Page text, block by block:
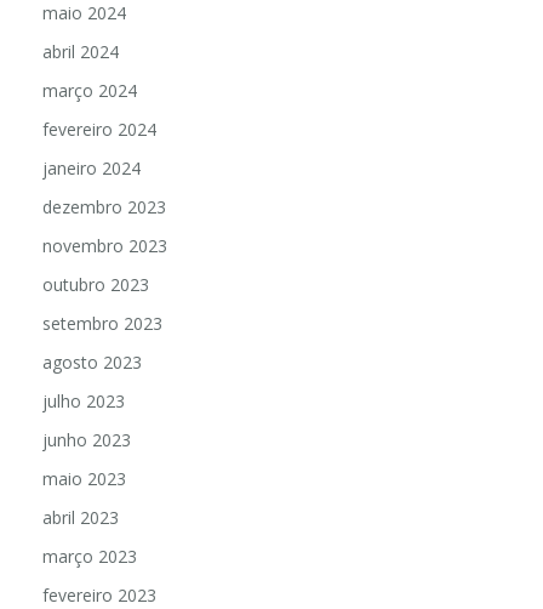
maio 2024
abril 2024
março 2024
fevereiro 2024
janeiro 2024
dezembro 2023
novembro 2023
outubro 2023
setembro 2023
agosto 2023
julho 2023
junho 2023
maio 2023
abril 2023
março 2023
fevereiro 2023